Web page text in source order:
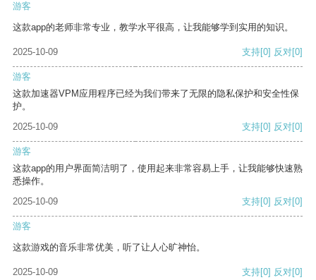
游客
这款app的老师非常专业，教学水平很高，让我能够学到实用的知识。
2025-10-09 支持[0] 反对[0]
游客
这款加速器VPM应用程序已经为我们带来了无限的隐私保护和安全性保
护。
2025-10-09
支持[0] 反对[0]
游客
这款app的用户界面简洁明了，使用起来非常容易上手，让我能够快速熟
悉操作。
2025-10-09
支持[0] 反对[0]
游客
这款游戏的音乐非常优美，听了让人心旷神怡。
2025-10-09 支持[0] 反对[0]